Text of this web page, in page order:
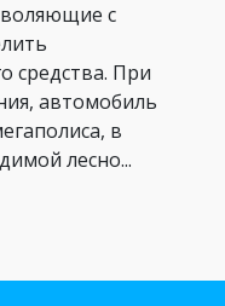
с
средства. При
автомобиль
в
лесно...